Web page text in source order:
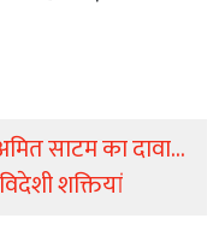
साटम का दावा...
शक्तियां